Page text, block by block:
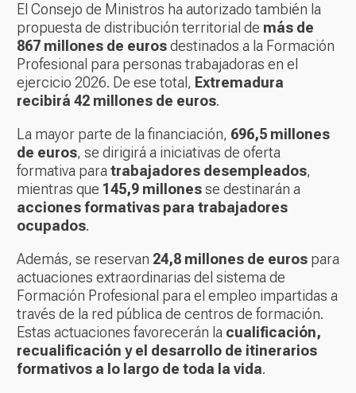
El Consejo de Ministros ha autorizado también la
propuesta de distribución territorial de más de
867 millones de eurosdestinados a la Formación
Profesional para personas trabajadoras en el
ejercicio 2026. De ese total, Extremadura
recibirá 42 millones de euros.
La mayor parte de la financiación, 696,5 millones
de euros, se dirigirá a iniciativas de oferta
formativa paratrabajadores desempleados,
mientras que 145,9 millonesse destinarán a
acciones formativas para trabajadores
ocupados.
Además, se reservan 24,8 millones de euros para
actuaciones extraordinarias del sistema de
Formación Profesional para el empleo impartidas a
través de la red pública de centros de formación.
Estas actuaciones favorecerán la cualificación,
recualificación y el desarrollo de itinerarios
formativos a lo largo de toda la vida.